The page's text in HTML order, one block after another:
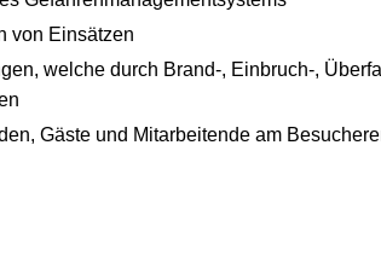
von Einsätzen
welche durch Brand-, Einbruch-,
Gäste und Mitarbeitende am